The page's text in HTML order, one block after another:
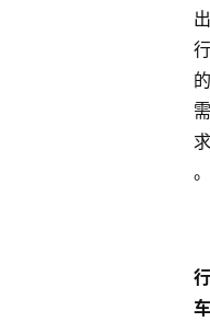
出
行
的
需
求
。
行
车